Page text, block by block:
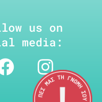
us on
media: